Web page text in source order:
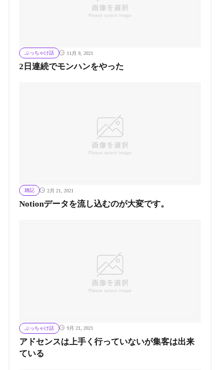
ぶっちゃけ話 11月 9, 2021
2日連続でモンハンをやった
雑記 2月 21, 2021
Notionデータを流し込むのが大変です。
ぶっちゃけ話 9月 21, 2021
アドセンスは上手く行っていないが集客は出来
ている